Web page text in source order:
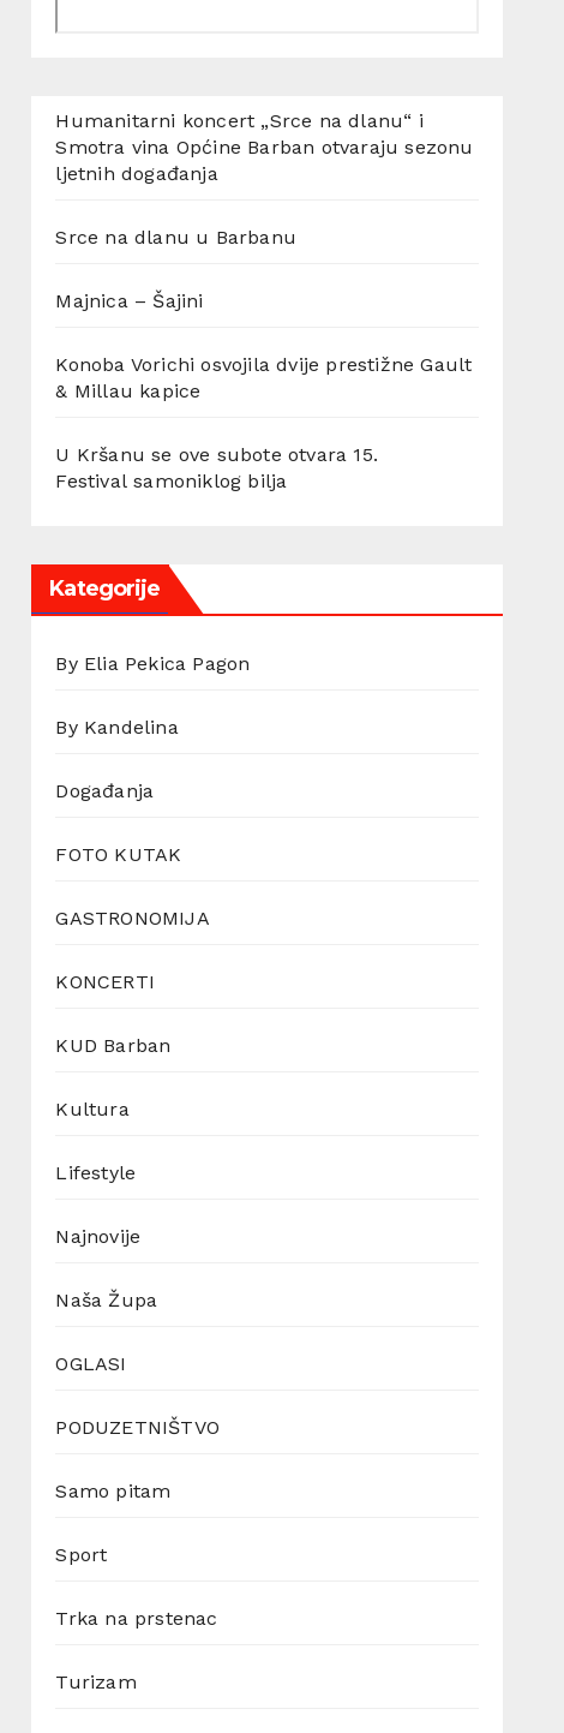
Humanitarni koncert „Srce na dlanu“ i
Smotra vina Općine Barban otvaraju sezonu
ljetnih događanja
Srce na dlanu u Barbanu
Majnica – Šajini
Konoba Vorichi osvojila dvije prestižne Gault
& Millau kapice
U Kršanu se ove subote otvara 15.
Festival samoniklog bilja
Kategorije
By Elia Pekica Pagon
By Kandelina
Događanja
FOTO KUTAK
GASTRONOMIJA
KONCERTI
KUD Barban
Kultura
Lifestyle
Najnovije
Naša Župa
OGLASI
PODUZETNIŠTVO
Samo pitam
Sport
Trka na prstenac
Turizam